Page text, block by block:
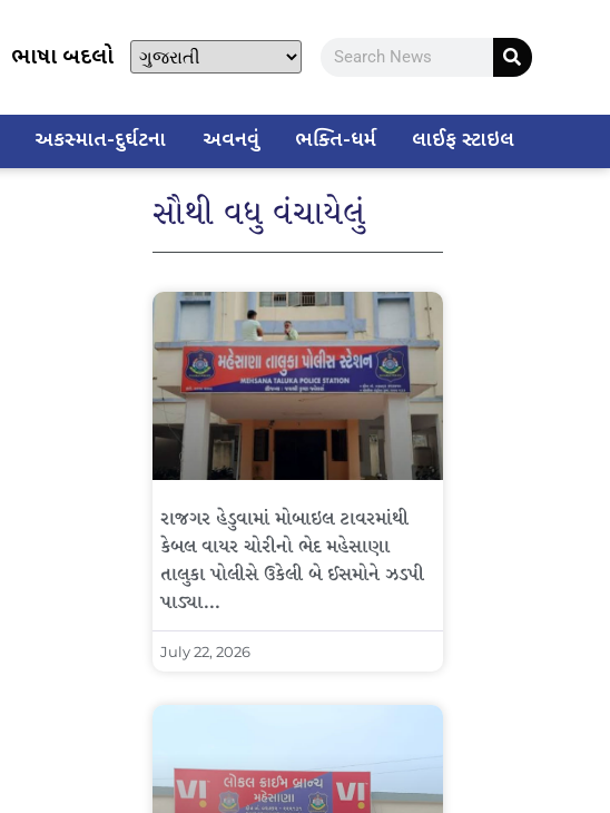
ભાષા બદલો
અકસ્માત-દુર્ઘટના અવનવું ભક્તિ-ધર્મ લાઈફ સ્ટાઇલ
સૌથી વધુ વંચાયેલું
રાજગર હેડુવામાં મોબાઇલ ટાવરમાંથી
કેબલ વાયર ચોરીનો ભેદ મહેસાણા
તાલુકા પોલીસે ઉકેલી બે ઈસમોને ઝડપી
પાડ્યા…
July 22, 2026